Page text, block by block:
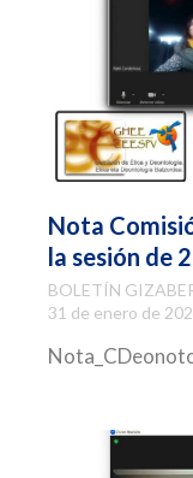
Nota
la sesión de
BOLETÍN
31 de enero de